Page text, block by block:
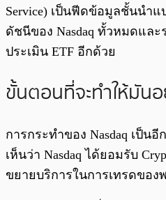
Service) เป็นฟีดข้อมูลชั้นนำแ
ดัชนีของ Nasdaq ทั้วหมดแล
ประเมิน ETF อีกด้วย
ขั้นตอนที่จะทำให้มัน
การกระทำของ Nasdaq เป็น
เห็นว่า Nasdaq ได้ยอมรับ
ขยายบริการในการเทรดของ